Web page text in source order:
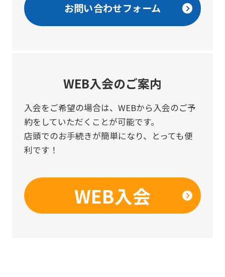
お問い合わせフォーム
WEB入会のご案内
入会をご希望の場合は、 WEBから入会のご予
約をしていただくことが可能です。
店頭でのお手続きが簡単になり、とっても便
利です！
WEB入会